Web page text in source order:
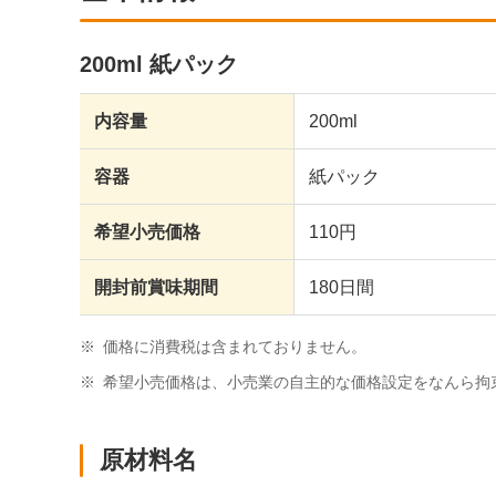
200ml 紙パック
内容量 200ml
容器 紙パック
希望小売価格 110円
開封前賞味期間 180日間
※ 価格に消費税は含まれておりません。
※ 希望小売価格は、小売業の自主的な価格設定をなんら拘
原材料名